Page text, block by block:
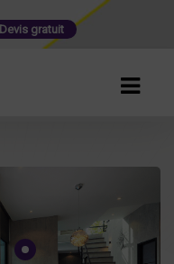
Devis gratuit